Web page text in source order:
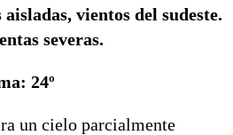
vientos del sudeste.
severas.
24º
un cielo parcialmente